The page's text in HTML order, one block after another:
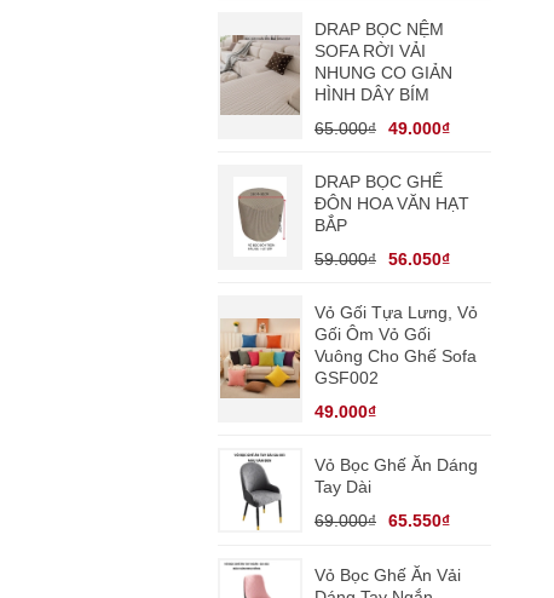
DRAP BỌC NỆM
SOFA RỜI VẢI
NHUNG CO GIẢN
HÌNH DÂY BÍM
65.000₫
49.000₫
DRAP BỌC GHẾ
ĐÔN HOA VĂN HẠT
BẮP
59.000₫
56.050₫
Vỏ Gối Tựa Lưng, Vỏ
Gối Ôm Vỏ Gối
Vuông Cho Ghế Sofa
GSF002
49.000₫
Vỏ Bọc Ghế Ăn Dáng
Tay Dài
69.000₫
65.550₫
Vỏ Bọc Ghế Ăn Vải